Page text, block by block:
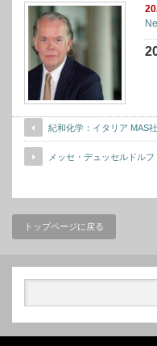
紀和化学：イタリア MAS
メッセ・デュッセルドル
トップページに戻る